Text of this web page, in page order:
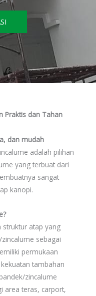
Praktis dan Tahan
dan mudah
adalah pilihan
yang terbuat dari
sangat
kanopi.
struktur atap yang
sebagai
permukaan
tambahan
zincalume
area teras, carport,